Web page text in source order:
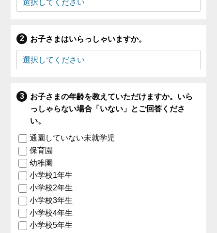
お子さまはいらっしゃいますか。
お子さまの年齢を教えていただけますか。いら
っしゃらない場合「いない」とご回答くださ
い。
通園していない未就学児
保育園
幼稚園
小学校1年生
小学校2年生
小学校3年生
小学校4年生
小学校5年生